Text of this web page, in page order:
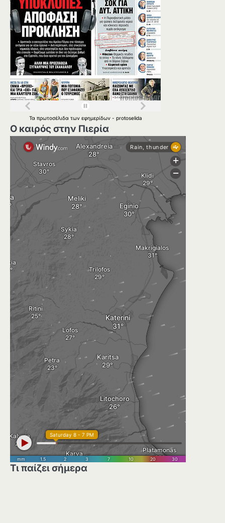
Τα πρωτοσέλιδα των εφημερίδων - protoselida
Ο καιρός στην Πιερία
Τι παίζει σήμερα